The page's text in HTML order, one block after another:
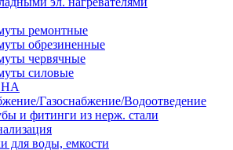
ремонтные
обрезиненные
червячные
силовые
Газоснабжение/Водоотведение
и фитинги из нерж. стали
для воды, емкости